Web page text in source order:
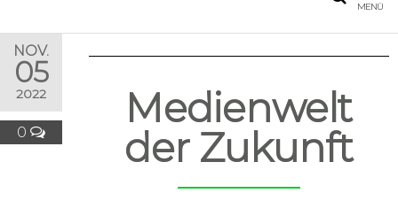
MENÜ
NOV.
05
2022
0
Medienwelt
der Zukunft